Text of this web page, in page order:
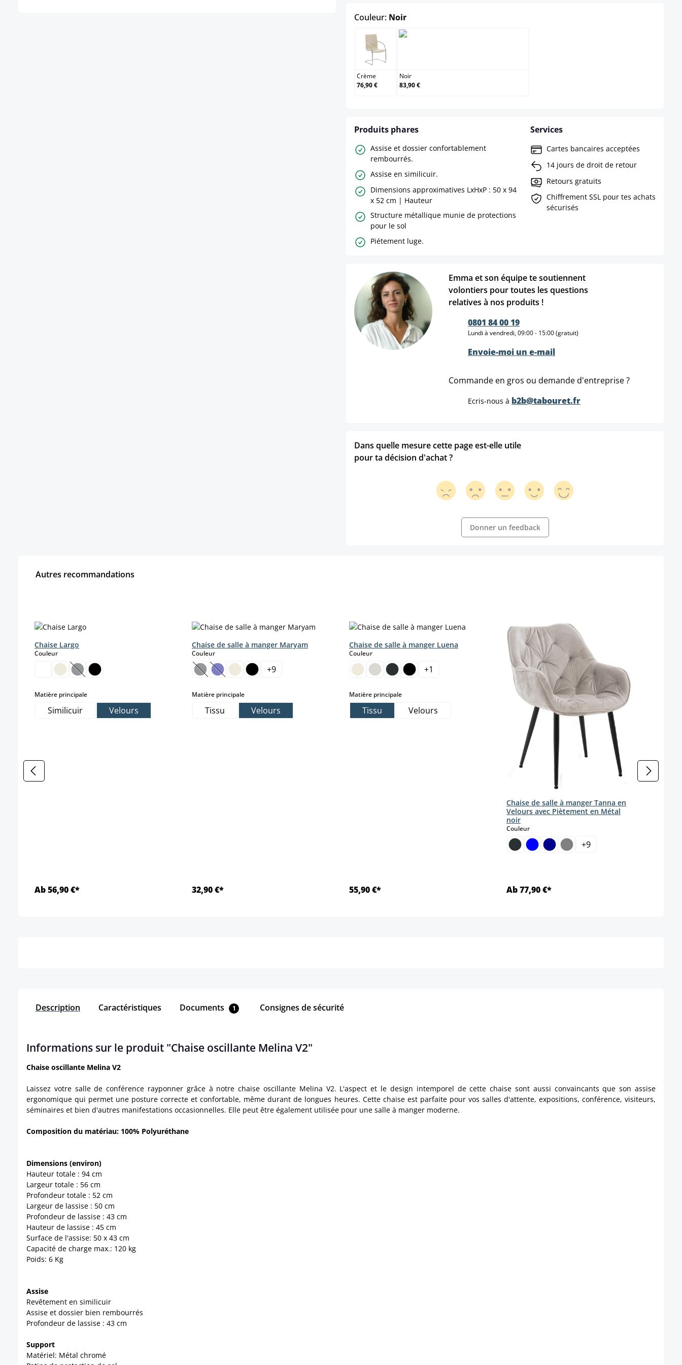
Couleur: Noirselect
Crème
Crème
76,90 €
Noir
83,90 €
Produits phares
Assise et dossier confortablement
rembourrés.
Assise en similicuir.
Dimensions approximatives LxHxP : 50 x 94
x 52 cm | Hauteur
Structure métallique munie de protections
pour le sol
Piétement luge.
Services
Cartes bancaires acceptées
14 jours de droit de retour
Retours gratuits
Chiffrement SSL pour tes achats
sécurisés
Emma et son équipe te soutiennent
volontiers pour toutes les questions
relatives à nos produits !
0801 84 00 19
Lundi à vendredi, 09:00 - 15:00 (gratuit)
Envoie-moi un e-mail
Commande en gros ou demande d'entreprise ?
Ecris-nous à b2b@tabouret.fr
Dans quelle mesure cette page est-elle utile
pour ta décision d'achat ?
Donner un feedback
Autres recommandations
Chaise Largo
Couleurselect
(Cette option n'est pas disponible pour le moment.)
Matière principaleselect
Similicuir Velours
Ab 56,90 €*
Chaise de salle à manger Maryam
Couleurselect
(Cette option n'est pas disponible pour le moment.)
(Cette option n'est pas disponible pour le moment.)
+9
Matière principaleselect
Tissu Velours
32,90 €*
Chaise de salle à manger Luena
Couleurselect
+1
Matière principaleselect
Tissu Velours
55,90 €*
Chaise de salle à manger Tanna en
Velours avec Piètement en Métal
noir
Couleurselect
+9
Ab 77,90 €*
Description Caractéristiques Documents 1 Consignes de sécurité
Informations sur le produit "Chaise oscillante Melina V2"
Chaise oscillante Melina V2
Laissez votre salle de conférence rayponner grâce à notre chaise oscillante Melina V2. L'aspect et le design intemporel de cette chaise sont aussi convaincants que son assise
ergonomique qui permet une posture correcte et confortable, même durant de longues heures. Cette chaise est parfaite pour vos salles d'attente, expositions, conférence, visiteurs,
séminaires et bien d'autres manifestations occasionnelles. Elle peut être également utilisée pour une salle à manger moderne.
Composition du matériau: 100% Polyuréthane
Dimensions (environ)
Hauteur totale : 94 cm
Largeur totale : 56 cm
Profondeur totale : 52 cm
Largeur de lassise : 50 cm
Profondeur de lassise : 43 cm
Hauteur de lassise : 45 cm
Surface de l'assise: 50 x 43 cm
Capacité de charge max.: 120 kg
Poids: 6 Kg
Assise
Revêtement en similicuir
Assise et dossier bien rembourrés
Profondeur de lassise : 43 cm
Support
Matériel: Métal chromé